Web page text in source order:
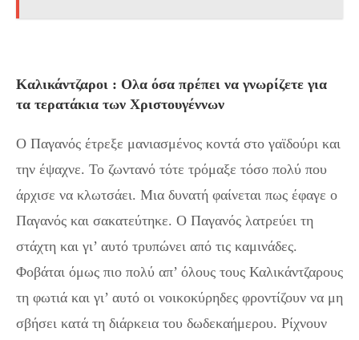
Καλικάντζαροι : Ολα όσα πρέπει να γνωρίζετε για
τα τερατάκια των Χριστουγέννων
Ο Παγανός έτρεξε μανιασμένος κοντά στο γαϊδούρι και
την έψαχνε. Το ζωντανό τότε τρόμαξε τόσο πολύ που
άρχισε να κλωτσάει. Μια δυνατή φαίνεται πως έφαγε ο
Παγανός και σακατεύτηκε. Ο Παγανός λατρεύει τη
στάχτη και γι’ αυτό τρυπώνει από τις καμινάδες.
Φοβάται όμως πιο πολύ απ’ όλους τους Καλικάντζαρους
τη φωτιά και γι’ αυτό οι νοικοκύρηδες φροντίζουν να μη
σβήσει κατά τη διάρκεια του δωδεκαήμερου. Ρίχνουν